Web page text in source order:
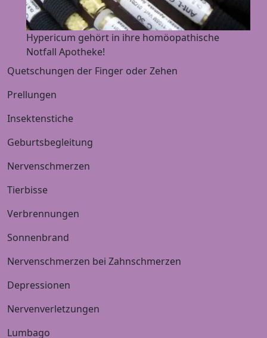
Hypericum gehört in ihre homöopathische
Notfall Apotheke!
Quetschungen der Finger oder Zehen
Prellungen
Insektenstiche
Geburtsbegleitung
Nervenschmerzen
Tierbisse
Verbrennungen
Sonnenbrand
Nervenschmerzen bei Zahnschmerzen
Depressionen
Nervenverletzungen
Lumbago